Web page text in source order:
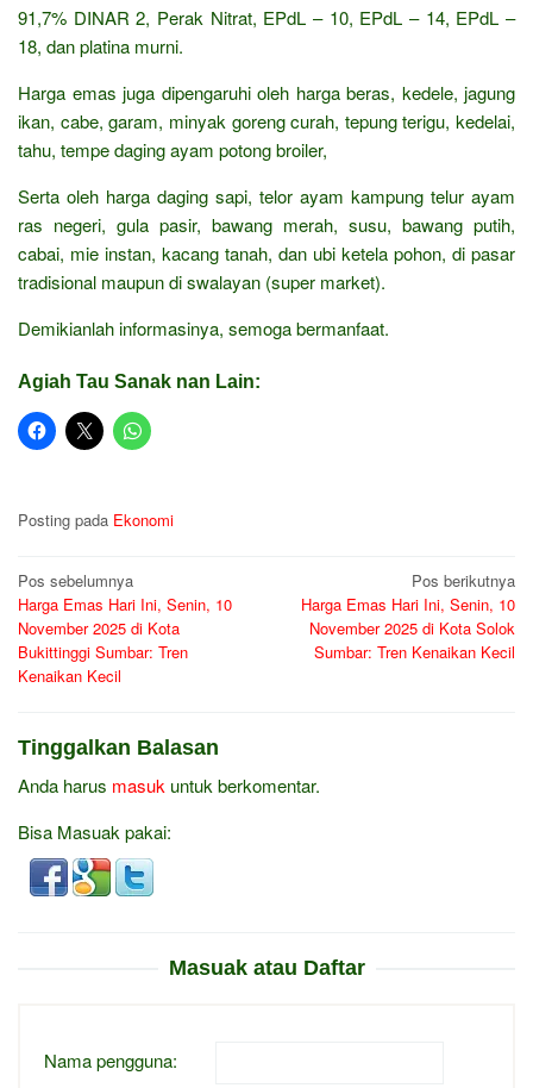
91,7% DINAR 2, Perak Nitrat, EPdL – 10, EPdL – 14, EPdL –
18, dan platina murni.
Harga emas juga dipengaruhi oleh harga beras, kedele, jagung
ikan, cabe, garam, minyak goreng curah, tepung terigu, kedelai,
tahu, tempe daging ayam potong broiler,
Serta oleh harga daging sapi, telor ayam kampung telur ayam
ras negeri, gula pasir, bawang merah, susu, bawang putih,
cabai, mie instan, kacang tanah, dan ubi ketela pohon, di pasar
tradisional maupun di swalayan (super market).
Demikianlah informasinya, semoga bermanfaat.
Agiah Tau Sanak nan Lain:
Posting pada Ekonomi
Navigasi
pos
Pos sebelumnya
Harga Emas Hari Ini, Senin, 10
November 2025 di Kota
Bukittinggi Sumbar: Tren
Kenaikan Kecil
Pos berikutnya
Harga Emas Hari Ini, Senin, 10
November 2025 di Kota Solok
Sumbar: Tren Kenaikan Kecil
Tinggalkan Balasan
Anda harus masuk untuk berkomentar.
Bisa Masuak pakai:
Masuak atau Daftar
Nama pengguna: